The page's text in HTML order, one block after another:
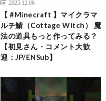
2025.12.06
【 #Minecraft 】マイクラマ
ルチ鯖（Cottage Witch） 魔
法の道具もっと作ってみる？
【初見さん・コメント大歓
迎：JP/ENSub】